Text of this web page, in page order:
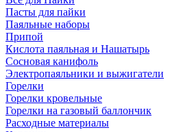
Пасты для пайки
Паяльные наборы
Припой
Кислота паяльная и Нашатырь
Сосновая канифоль
Электропаяльники и выжигатели
Горелки
Горелки кровельные
Горелки на газовый баллончик
Расходные материалы